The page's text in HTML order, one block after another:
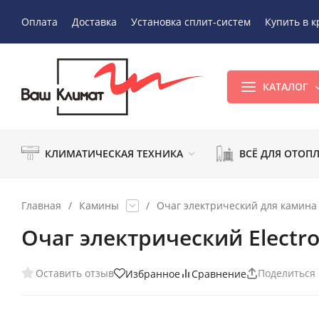
Оплата Доставка Установка сплит-систем Купить в
КАТАЛОГ
КЛИМАТИЧЕСКАЯ ТЕХНИКА ВСЁ ДЛЯ
Главная / Камины / Очаг электрический для камина
Очаг электрический
Оставить отзыв Избранное Сравнение Поделиться